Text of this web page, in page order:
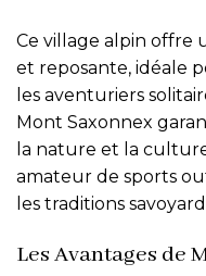
Ce village alpin offre
et reposante, idéale
les aventuriers
Mont Saxonnex
la nature et la
amateur de sports
les traditions
Les Avantages de